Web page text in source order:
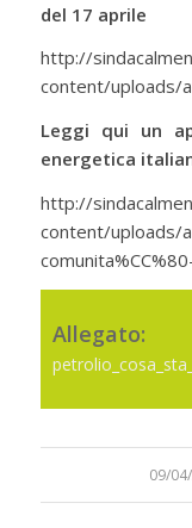
del 17 aprile
http://
content/uploads/
Leggi qui un
energetica
http://
content/uploads/
Allegato:
09/
/